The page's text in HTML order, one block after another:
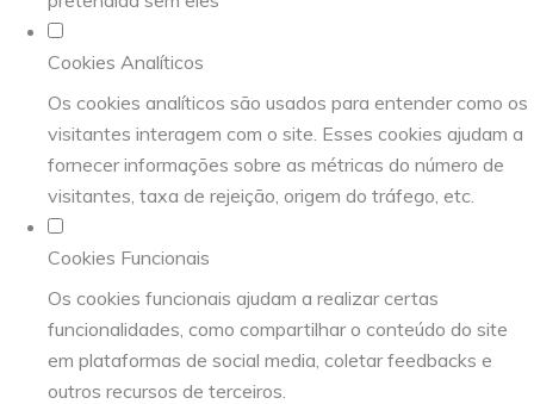
Cookies Analíticos
Os cookies analíticos são usados para entender como os
visitantes interagem com o site. Esses cookies ajudam a
fornecer informações sobre as métricas do número de
visitantes, taxa de rejeição, origem do tráfego, etc.
Cookies Funcionais
Os cookies funcionais ajudam a realizar certas
funcionalidades, como compartilhar o conteúdo do site
em plataformas de social media, coletar feedbacks e
outros recursos de terceiros.